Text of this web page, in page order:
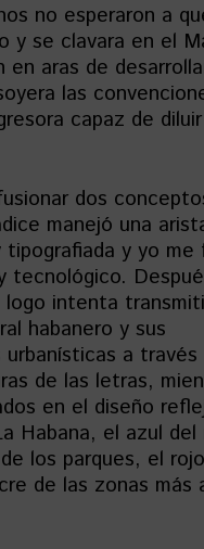
no esperaron a
y se clavara en el
en aras de
las
capaz de
dos
manejó una
tipografiada y yo me
tecnológico.
logo intenta
habanero y sus
a través
de las letras,
en el diseño
Habana, el azul del
los parques, el
de las zonas más